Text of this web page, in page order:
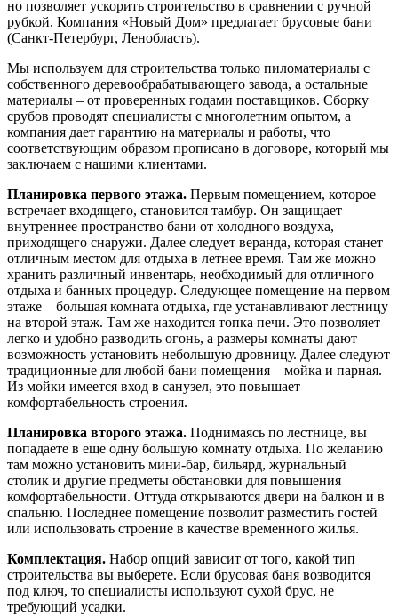
но позволяет ускорить строительство в сравнении с ручной
рубкой. Компания «Новый Дом» предлагает брусовые бани
(Санкт-Петербург, Ленобласть).
Мы используем для строительства только пиломатериалы с
собственного деревообрабатывающего завода, а остальные
материалы – от проверенных годами поставщиков. Сборку
срубов проводят специалисты с многолетним опытом, а
компания дает гарантию на материалы и работы, что
соответствующим образом прописано в договоре, который мы
заключаем с нашими клиентами.
Планировка первого этажа. Первым помещением, которое
встречает входящего, становится тамбур. Он защищает
внутреннее пространство бани от холодного воздуха,
приходящего снаружи. Далее следует веранда, которая станет
отличным местом для отдыха в летнее время. Там же можно
хранить различный инвентарь, необходимый для отличного
отдыха и банных процедур. Следующее помещение на первом
этаже – большая комната отдыха, где устанавливают лестницу
на второй этаж. Там же находится топка печи. Это позволяет
легко и удобно разводить огонь, а размеры комнаты дают
возможность установить небольшую дровницу. Далее следуют
традиционные для любой бани помещения – мойка и парная.
Из мойки имеется вход в санузел, это повышает
комфортабельность строения.
Планировка второго этажа. Поднимаясь по лестнице, вы
попадаете в еще одну большую комнату отдыха. По желанию
там можно установить мини-бар, бильярд, журнальный
столик и другие предметы обстановки для повышения
комфортабельности. Оттуда открываются двери на балкон и в
спальню. Последнее помещение позволит разместить гостей
или использовать строение в качестве временного жилья.
Комплектация. Набор опций зависит от того, какой тип
строительства вы выберете. Если брусовая баня возводится
под ключ, то специалисты используют сухой брус, не
требующий усадки.